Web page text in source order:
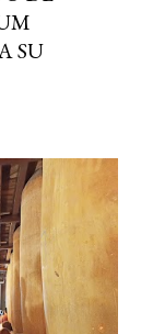
SU